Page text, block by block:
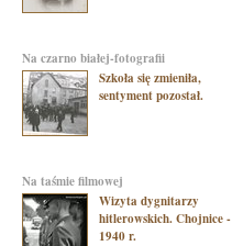
na czarno białej-fotografii
Szkoła się zmieniła,
sentyment pozostał.
na taśmie filmowej
Wizyta dygnitarzy
hitlerowskich. Chojnice -
1940 r.